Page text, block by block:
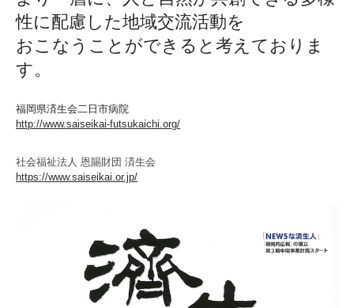
性に配慮した地域交流活動を
おこなうことができると 考えておりま
す。
福岡県済生会二日市病院
http://www.saiseikai-futsukaichi.org/
社会福祉法人 恩賜財団 済生会
https://www.saiseikai.or.jp/